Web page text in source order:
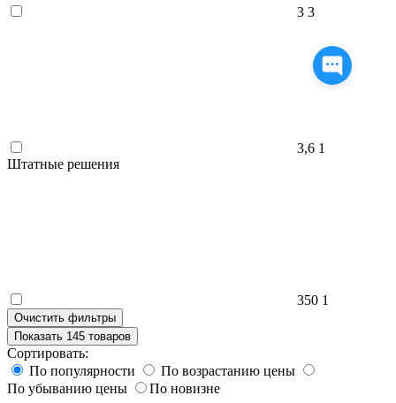
3 3
3,6 1
Штатные решения
350 1
Очистить фильтры
Показать 145 товаров
Сортировать:
По популярности
По возрастанию цены
По убыванию цены
По новизне